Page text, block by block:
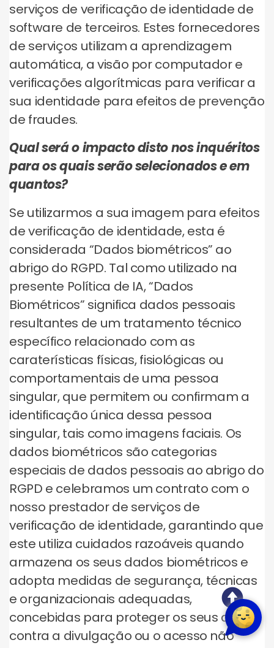
serviços de verificação de identidade de
software de terceiros. Estes fornecedores
de serviços utilizam a aprendizagem
automática, a visão por computador e
verificações algorítmicas para verificar a
sua identidade para efeitos de prevenção
de fraudes.
Qual será o impacto disto nos inquéritos
para os quais serão selecionados e em
quantos?
Se utilizarmos a sua imagem para efeitos
de verificação de identidade, esta é
considerada “Dados biométricos” ao
abrigo do RGPD. Tal como utilizado na
presente Política de IA, “Dados
Biométricos” significa dados pessoais
resultantes de um tratamento técnico
específico relacionado com as
caraterísticas físicas, fisiológicas ou
comportamentais de uma pessoa
singular, que permitem ou confirmam a
identificação única dessa pessoa
singular, tais como imagens faciais. Os
dados biométricos são categorias
especiais de dados pessoais ao abrigo do
RGPD e celebramos um contrato com o
nosso prestador de serviços de
verificação de identidade, garantindo que
este utiliza cuidados razoáveis quando
armazena os seus dados biométricos e
adopta medidas de segurança, técnicas
e organizacionais adequadas,
concebidas para proteger os seus dados
contra a divulgação ou o acesso não